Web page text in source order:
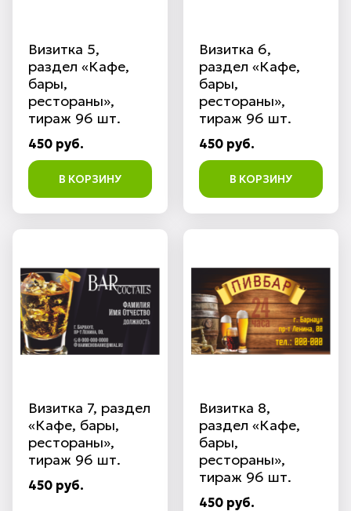
Визитка 5,
раздел «Кафе,
бары,
рестораны»,
тираж 96 шт.
450 руб.
В КОРЗИНУ
Визитка 6,
раздел «Кафе,
бары,
рестораны»,
тираж 96 шт.
450 руб.
В КОРЗИНУ
Визитка 7, раздел
«Кафе, бары,
рестораны»,
тираж 96 шт.
450 руб.
Визитка 8,
раздел «Кафе,
бары,
рестораны»,
тираж 96 шт.
450 руб.